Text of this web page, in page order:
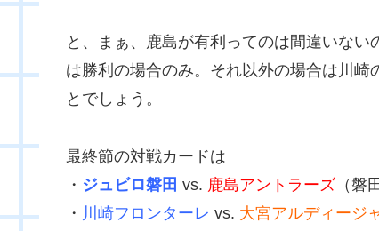
と、まぁ、鹿島が有利ってのは間違いな
は勝利の場合のみ。それ以外の場合は川
とでしょう。
最終節の対戦カードは
・ ジュビロ磐田 vs. 鹿島アントラーズ （磐
・ 川崎フロンターレ vs. 大宮アルディージ